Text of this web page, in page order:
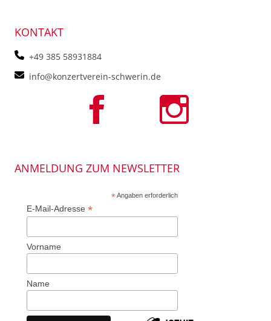
KONTAKT
+49 385 58931884
info@konzertverein-schwerin.de
ANMELDUNG ZUM NEWSLETTER
*Angaben erforderlich
E-Mail-Adresse *
Vorname
Name